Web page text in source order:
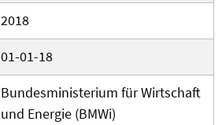
2018
01-01-18
Bundesministerium für Wirtschaft
und Energie (BMWi)